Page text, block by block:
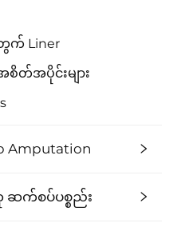
က် Liner
တ်အပိုင်းများ
Amputation
က်စပ်ပစ္စည်း